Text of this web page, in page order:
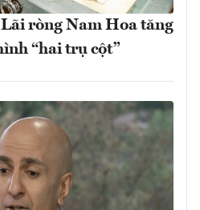
ròng Nam Hoa tăng
“hai trụ cột”